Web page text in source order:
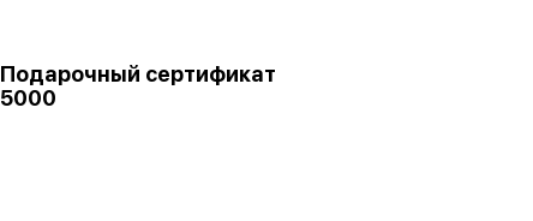
Подарочный сертификат
5000